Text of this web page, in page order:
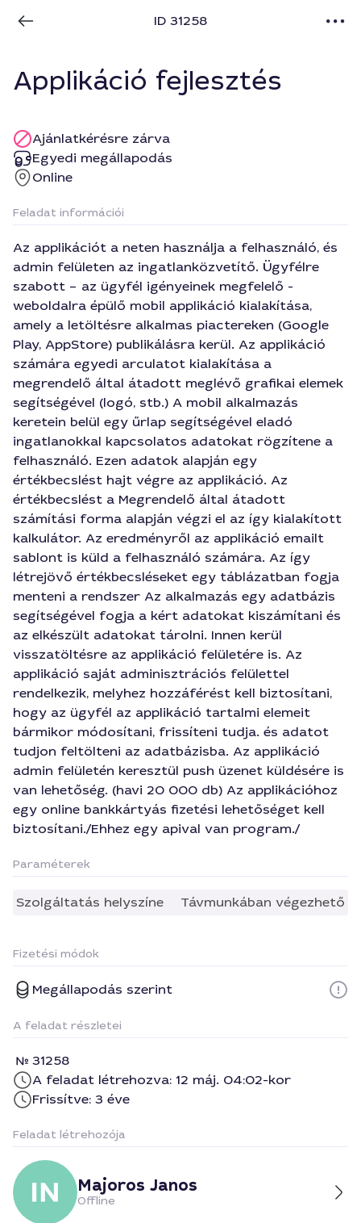
ID 31258
Applikáció fejlesztés
Ajánlatkérésre zárva
Egyedi megállapodás
Online
Feladat információi
Az applikációt a neten használja a felhasználó, és
admin felületen az ingatlanközvetítő. Ügyfélre
szabott – az ügyfél igényeinek megfelelő -
weboldalra épülő mobil applikáció kialakítása,
amely a letöltésre alkalmas piactereken (Google
Play, AppStore) publikálásra kerül. Az applikáció
számára egyedi arculatot kialakítása a
megrendelő által átadott meglévő grafikai elemek
segítségével (logó, stb.) A mobil alkalmazás
keretein belül egy űrlap segítségével eladó
ingatlanokkal kapcsolatos adatokat rögzítene a
felhasználó. Ezen adatok alapján egy
értékbecslést hajt végre az applikáció. Az
értékbecslést a Megrendelő által átadott
számítási forma alapján végzi el az így kialakított
kalkulátor. Az eredményről az applikáció emailt
sablont is küld a felhasználó számára. Az így
létrejövő értékbecsléseket egy táblázatban fogja
menteni a rendszer Az alkalmazás egy adatbázis
segítségével fogja a kért adatokat kiszámítani és
az elkészült adatokat tárolni. Innen kerül
visszatöltésre az applikáció felületére is. Az
applikáció saját adminisztrációs felülettel
rendelkezik, melyhez hozzáférést kell biztosítani,
hogy az ügyfél az applikáció tartalmi elemeit
bármikor módosítani, frissíteni tudja. és adatot
tudjon feltölteni az adatbázisba. Az applikáció
admin felületén keresztül push üzenet küldésére is
van lehetőség. (havi 20 000 db) Az applikációhoz
egy online bankkártyás fizetési lehetőséget kell
biztosítani./Ehhez egy apival van program./
Paraméterek
Szolgáltatás helyszíne Távmunkában végezhető
Fizetési módok
Megállapodás szerint
A feladat részletei
31258
A feladat létrehozva: 12 máj. 04:02-kor
Frissítve: 3 éve
Feladat létrehozója
Majoros Janos
Offline